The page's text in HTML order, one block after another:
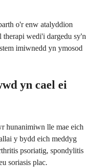
o'r enw atalyddion
wedi'i dargedu sy'n
imiwnedd yn ymosod
yn cael ei
hunanimiwn lle mae eich
y bydd eich meddyg
psoriatig, spondylitis
soriasis plac.